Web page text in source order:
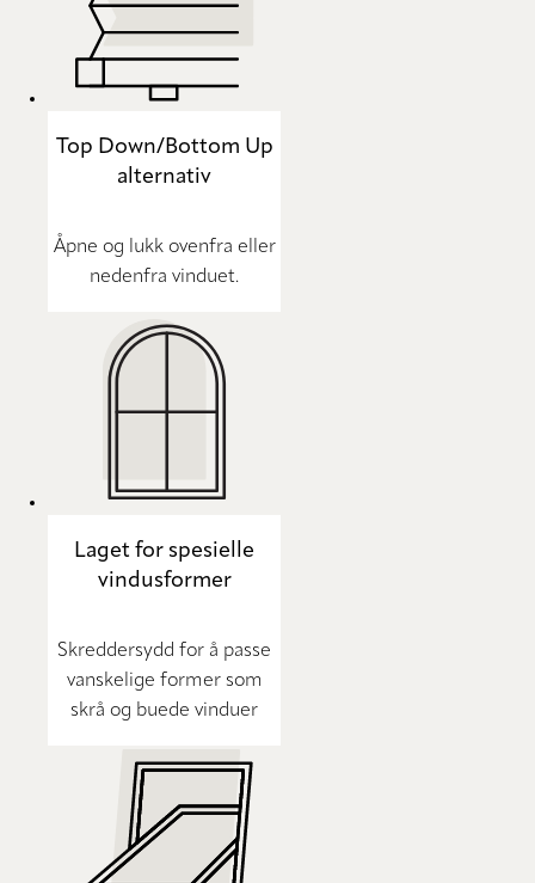
Top Down/Bottom Up
alternativ
Åpne og lukk ovenfra eller
nedenfra vinduet.
Laget for spesielle
vindusformer
Skreddersydd for å passe
vanskelige former som
skrå og buede vinduer